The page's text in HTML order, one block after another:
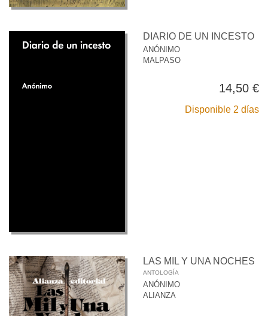
DIARIO DE UN INCESTO
ANÓNIMO
MALPASO
14,50 €
Disponible 2 días
LAS MIL Y UNA NOCHES
ANTOLOGÍA
ANÓNIMO
ALIANZA